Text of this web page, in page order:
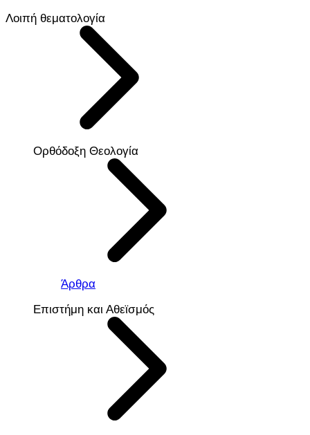
Λοιπή θεματολογία
Ορθόδοξη Θεολογία
Άρθρα
Επιστήμη και Αθεϊσμός